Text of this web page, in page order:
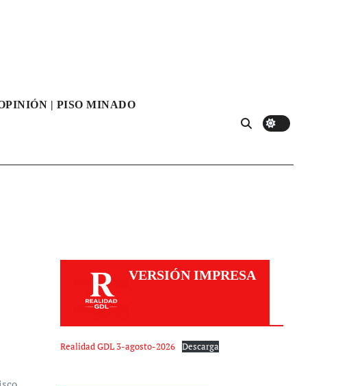
| PISO MINADO
VERSIÓN IMPRESA
Realidad GDL 3-agosto-2026 Descarga